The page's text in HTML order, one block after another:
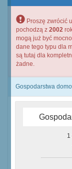
Proszę zwrócić
pochodzą z 2002
mogą już być
dane tego typu dla
są tutaj dla
żadne.
Gospodarstwa
1